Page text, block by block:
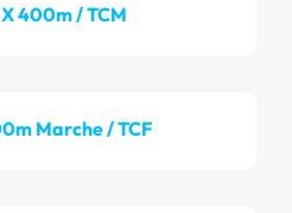
400m / TCM
Marche / TCF